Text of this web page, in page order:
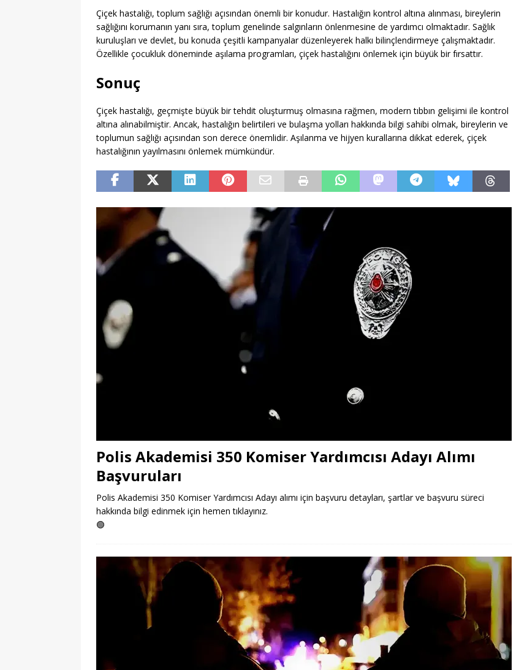
Çiçek hastalığı, toplum sağlığı açısından önemli bir konudur. Hastalığın kontrol altına alınması, bireylerin
sağlığını korumanın yanı sıra, toplum genelinde salgınların önlenmesine de yardımcı olmaktadır. Sağlık
kuruluşları ve devlet, bu konuda çeşitli kampanyalar düzenleyerek halkı bilinçlendirmeye çalışmaktadır.
Özellikle çocukluk döneminde aşılama programları, çiçek hastalığını önlemek için büyük bir fırsattır.
Sonuç
Çiçek hastalığı, geçmişte büyük bir tehdit oluşturmuş olmasına rağmen, modern tıbbın gelişimi ile kontrol
altına alınabilmiştir. Ancak, hastalığın belirtileri ve bulaşma yolları hakkında bilgi sahibi olmak, bireylerin ve
toplumun sağlığı açısından son derece önemlidir. Aşılanma ve hijyen kurallarına dikkat ederek, çiçek
hastalığının yayılmasını önlemek mümkündür.
Polis Akademisi 350 Komiser Yardımcısı Adayı Alımı
Başvuruları
Polis Akademisi 350 Komiser Yardımcısı Adayı alımı için başvuru detayları, şartlar ve başvuru süreci
hakkında bilgi edinmek için hemen tıklayınız.
🟢